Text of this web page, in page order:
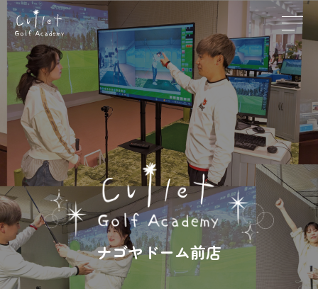
ナゴヤドーム前店